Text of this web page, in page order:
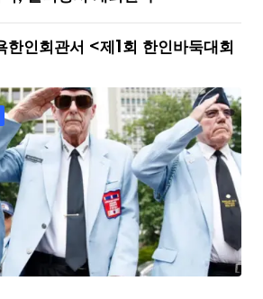
인회관서 <제1회 한인바둑대회